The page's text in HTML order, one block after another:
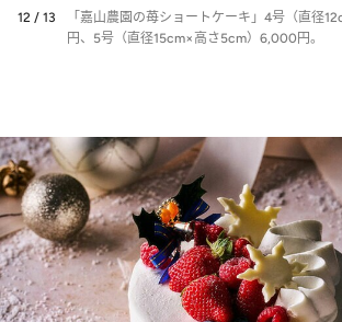
12 / 13
「嘉山農園の苺ショートケーキ」4号（直径
円、5号（直径15cm×高さ5cm）6,000円。